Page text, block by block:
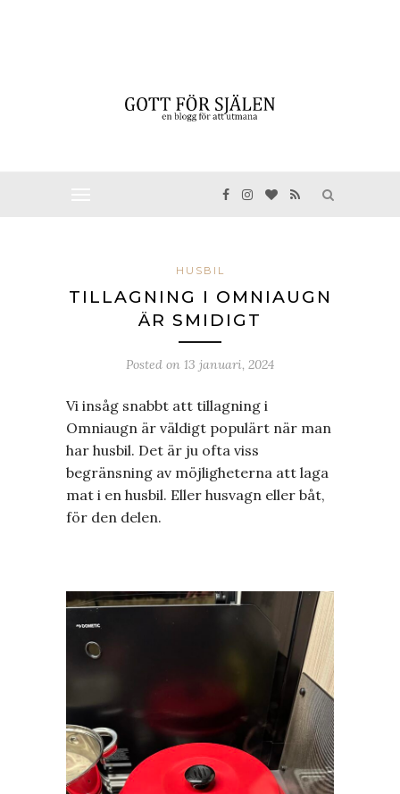
HUSBIL
TILLAGNING I OMNIAUGN
ÄR SMIDIGT
Posted on 13 januari, 2024
Vi insåg snabbt att tillagning i
Omniaugn är väldigt populärt när man
har husbil. Det är ju ofta viss
begränsning av möjligheterna att laga
mat i en husbil. Eller husvagn eller båt,
för den delen.